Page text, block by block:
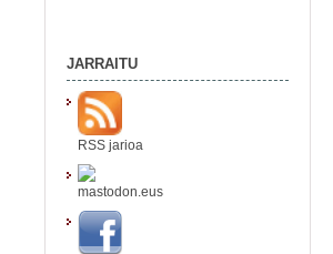
JARRAITU
RSS jarioa
mastodon.eus